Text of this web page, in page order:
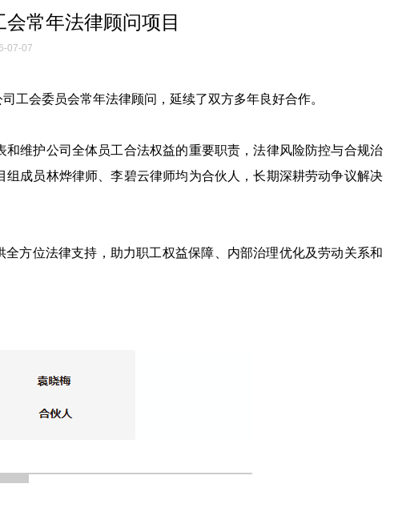
常年法律顾问项目
07-07
工会委员会常年法律顾问，延续了双方多年良好合作。
维护公司全体员工合法权益的重要职责，法律风险防控与合规治
成员林烨律师、李碧云律师均为合伙人，长期深耕劳动争议解决
方位法律支持，助力职工权益保障、内部治理优化及劳动关系和